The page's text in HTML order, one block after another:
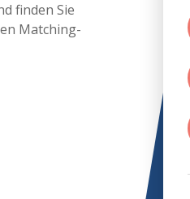
finden Sie
Matching-